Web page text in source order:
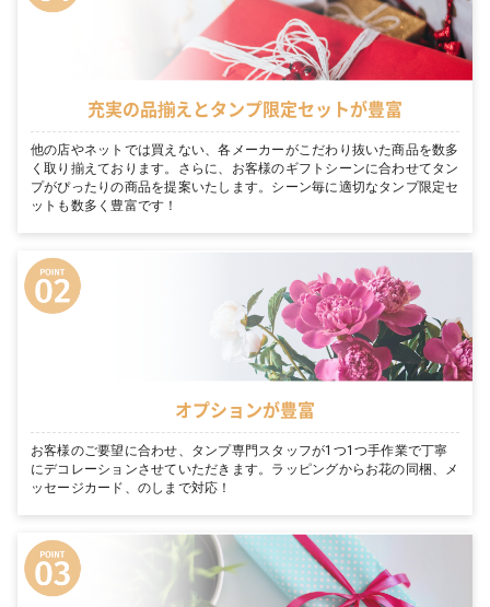
充実の品揃えとタンプ限定セットが豊富
他の店やネットでは買えない、各メーカーがこだわり抜いた商品を数多
く取り揃えております。さらに、お客様のギフトシーンに合わせてタン
プがぴったりの商品を提案いたします。シーン毎に適切なタンプ限定セ
ットも数多く豊富です！
オプションが豊富
お客様のご要望に合わせ、タンプ専門スタッフが1つ1つ手作業で丁寧
にデコレーションさせていただきます。ラッピングからお花の同梱、メ
ッセージカード、のしまで対応！